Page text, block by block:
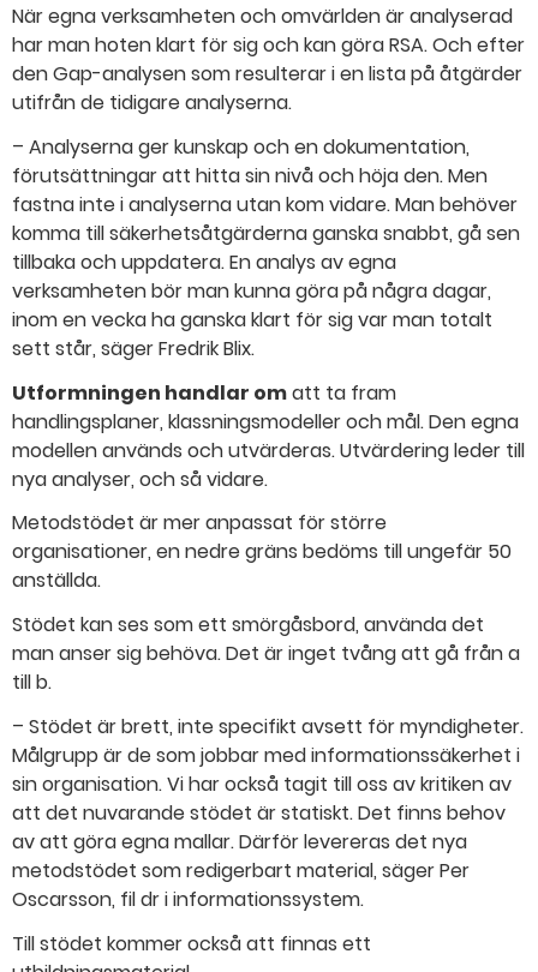
När egna verksamheten och omvärlden är analyserad
har man hoten klart för sig och kan göra RSA. Och efter
den Gap-analysen som resulterar i en lista på åtgärder
utifrån de tidigare analyserna.
– Analyserna ger kunskap och en dokumentation,
förutsättningar att hitta sin nivå och höja den. Men
fastna inte i analyserna utan kom vidare. Man behöver
komma till säkerhetsåtgärderna ganska snabbt, gå sen
tillbaka och uppdatera. En analys av egna
verksamheten bör man kunna göra på några dagar,
inom en vecka ha ganska klart för sig var man totalt
sett står, säger Fredrik Blix.
Utformningen handlar omatt ta fram
handlingsplaner, klassningsmodeller och mål. Den egna
modellen används och utvärderas. Utvärdering leder till
nya analyser, och så vidare.
Metodstödet är mer anpassat för större
organisationer, en nedre gräns bedöms till ungefär 50
anställda.
Stödet kan ses som ett smörgåsbord, använda det
man anser sig behöva. Det är inget tvång att gå från a
till b.
– Stödet är brett, inte specifikt avsett för myndigheter.
Målgrupp är de som jobbar med informationssäkerhet i
sin organisation. Vi har också tagit till oss av kritiken av
att det nuvarande stödet är statiskt. Det finns behov
av att göra egna mallar. Därför levereras det nya
metodstödet som redigerbart material, säger Per
Oscarsson, fil dr i informationssystem.
Till stödet kommer också att finnas ett